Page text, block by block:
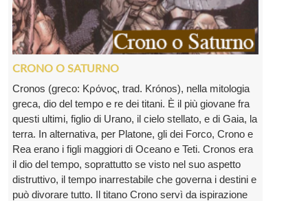
CRONO O SATURNO
Cronos (greco: Κρόνος, trad. Krónos), nella mitologia
greca, dio del tempo e re dei titani. È il più giovane fra
questi ultimi, figlio di Urano, il cielo stellato, e di Gaia, la
terra. In alternativa, per Platone, gli dei Forco, Crono e
Rea erano i figli maggiori di Oceano e Teti. Cronos era
il dio del tempo, soprattutto se visto nel suo aspetto
distruttivo, il tempo inarrestabile che governa i destini e
può divorare tutto. Il titano Crono servì da ispirazione